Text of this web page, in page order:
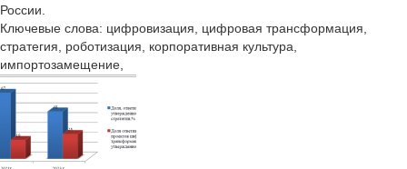
России.
Ключевые слова: цифровизация, цифровая трансформация,
стратегия, роботизация, корпоративная культура,
импортозамещение,